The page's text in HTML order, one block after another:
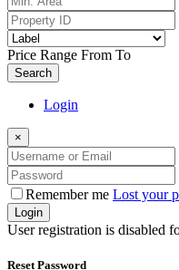
Price Range From To
Search
Login
×
Remember me Lost your
Login
User registration is disabled
Reset Password